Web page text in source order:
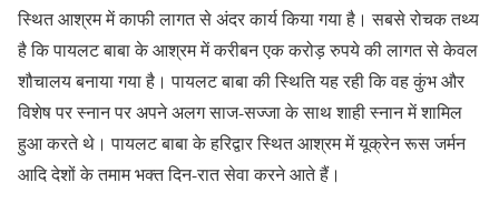
स्थित आश्रम में काफी लागत से अंदर कार्य किया गया है। सबसे रोचक तथ्य
है कि पायलट बाबा के आश्रम में करीबन एक करोड़ रुपये की लागत से केवल
शौचालय बनाया गया है। पायलट बाबा की स्थिति यह रही कि वह कुंभ और
विशेष पर स्नान पर अपने अलग साज-सज्जा के साथ शाही स्नान में शामिल
हुआ करते थे। पायलट बाबा के हरिद्वार स्थित आश्रम में यूक्रेन रूस जर्मन
आदि देशों के तमाम भक्त दिन-रात सेवा करने आते हैं।